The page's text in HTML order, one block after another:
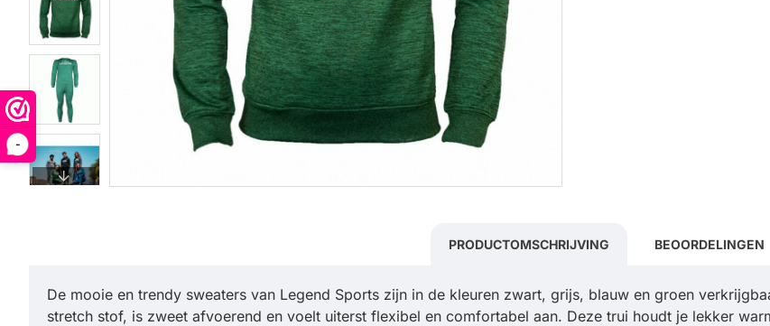
-
PRODUCTOMSCHRIJVING BEOORDELINGEN
De mooie en trendy sweaters van Legend Sports zijn in de kleuren zwart, grijs, blauw en groen
stretch stof, is zweet afvoerend en voelt uiterst flexibel en comfortabel aan. Deze trui houdt je lekker